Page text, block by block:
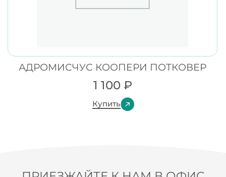
АДРОМИСЧУС КООПЕРИ ПОТКОВЕР
1 100 ₽
Купить